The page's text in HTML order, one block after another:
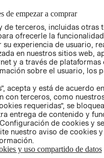
PETICIONES
QUEJAS Y
RECLAMOS
de empezar a comprar
de terceros, incluidas otras
ofrecerle la
experiencia de usuario,
en nuestros sitios web,
y a través de plataformas
sobre el usuario, los
acepta y está de acuerdo
con terceros, como
requeridas”, se
entrega de contenido y
de cookies y
nuestro aviso de cookies
y uso compartido de datos